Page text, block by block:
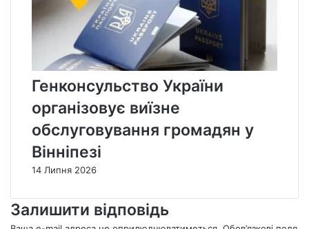
Генконсульство України
організовує виїзне
обслуговування громадян у
Вінніпезі
14 Липня 2026
Залишити відповідь